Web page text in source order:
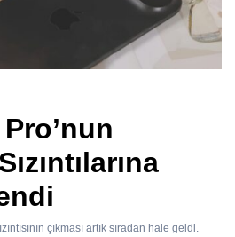
çıkması artık sıradan hale geldi.